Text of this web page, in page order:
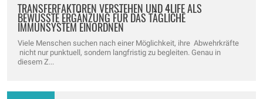
TRANSFERFAKTOREN VERSTEHEN UND 4LIFE ALS
BEWUSSTE ERGÄNZUNG FÜR DAS TÄGLICHE
IMMUNSYSTEM EINORDNEN
Viele Menschen suchen nach einer Möglichkeit, ihre Abwehrkräfte
nicht nur punktuell, sondern langfristig zu begleiten. Genau in
diesem Z...